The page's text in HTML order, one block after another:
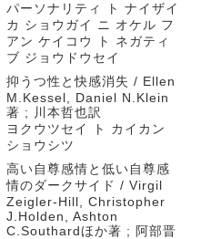
パーソナリティ ト ナイザイ
カ ショウガイ ニ オケル フ
アン ケイコウ ト ネガティ
ブ ジョウドウセイ
抑うつ性と快感消失 / Ellen
M.Kessel, Daniel N.Klein
著 ; 川本哲也訳
ヨクウツセイ ト カイカン
ショウシツ
高い自尊感情と低い自尊感
情のダークサイド / Virgil
Zeigler-Hill, Christopher
J.Holden, Ashton
C.Southardほか著 ; 阿部晋